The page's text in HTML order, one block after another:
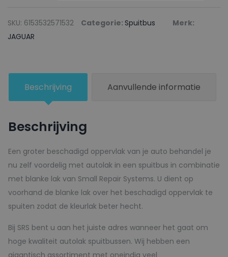
Blanke
lak
DESIRE
-
aantal
SKU: 6153532571532 Categorie: Spuitbus
Merk:
JAGUAR
Beschrijving Aanvullende informatie
Beschrijving
Een groter beschadigd oppervlak van je auto behandel je
nu zelf voordelig met autolak in een spuitbus in combinatie
met blanke lak van Small Repair Systems. U dient op
voorhand de blanke lak over het beschadigd oppervlak te
spuiten zodat de kleurlak beter hecht.
Bij SRS bent u aan het juiste adres wanneer het gaat om
hoge kwaliteit autolak spuitbussen. Wij hebben een
gigantisch assortiment met oneindig veel